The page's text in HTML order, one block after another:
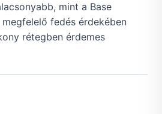
mint a Base
fedés érdekében
rétegben érdemes